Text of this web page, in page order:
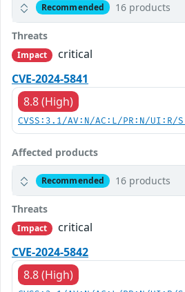
Recommended 16 products
Threats
Impact
critical
CVE-2024-5841
8.8 (High)
CVSS:3.1/AV:N/AC:L/PR:N/UI:R/
Affected products
Recommended 16 products
Threats
Impact
critical
CVE-2024-5842
8.8 (High)